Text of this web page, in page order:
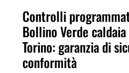
Controlli
Bollino Verde caldaia
Torino: garanzia di
conformità